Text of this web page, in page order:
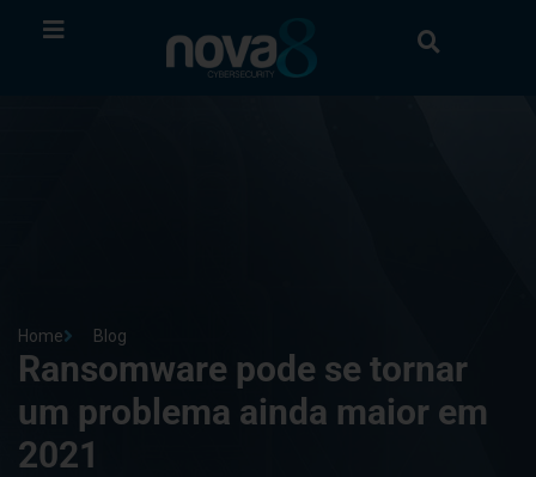
Home Blog
Ransomware pode se tornar
um problema ainda maior em
2021